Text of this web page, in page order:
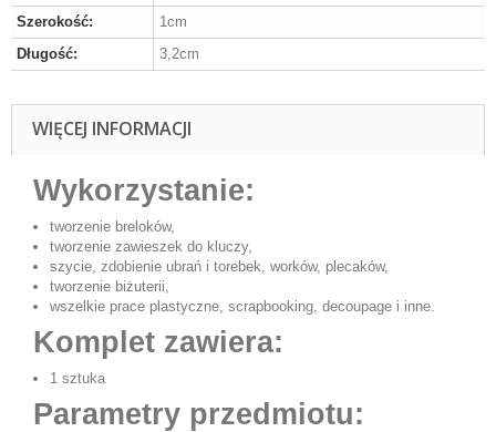
Szerokość:
1cm
Długość:
3,2cm
WIĘCEJ INFORMACJI
Wykorzystanie:
tworzenie breloków,
tworzenie zawieszek do kluczy,
szycie, zdobienie ubrań i torebek, worków, plecaków,
tworzenie biżuterii,
wszelkie prace plastyczne, scrapbooking, decoupage i inne.
Komplet zawiera:
1 sztuka
Parametry przedmiotu: